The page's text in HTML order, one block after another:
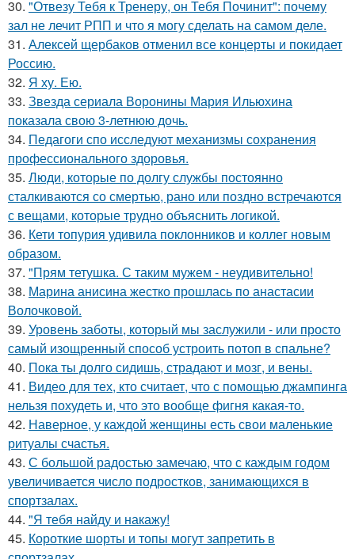
30. "Отвезу Тебя к Тренеру, он Тебя Починит": почему
зал не лечит РПП и что я могу сделать на самом деле.
31. Алексей щербаков отменил все концерты и покидает
Россию.
32. Я ху. Ею.
33. Звезда сериала Воронины Мария Ильюхина
показала свою 3-летнюю дочь.
34. Педагоги спо исследуют механизмы сохранения
профессионального здоровья.
35. Люди, которые по долгу службы постоянно
сталкиваются со смертью, рано или поздно встречаются
с вещами, которые трудно объяснить логикой.
36. Кети топурия удивила поклонников и коллег новым
образом.
37. "Прям тетушка. С таким мужем - неудивительно!
38. Марина анисина жестко прошлась по анастасии
Волочковой.
39. Уровень заботы, который мы заслужили - или просто
самый изощренный способ устроить потоп в спальне?
40. Пока ты долго сидишь, страдают и мозг, и вены.
41. Видео для тех, кто считает, что с помощью джампинга
нельзя похудеть и, что это вообще фигня какая-то.
42. Наверное, у каждой женщины есть свои маленькие
ритуалы счастья.
43. С большой радостью замечаю, что с каждым годом
увеличивается число подростков, занимающихся в
спортзалах.
44. "Я тебя найду и накажу!
45. Короткие шорты и топы могут запретить в